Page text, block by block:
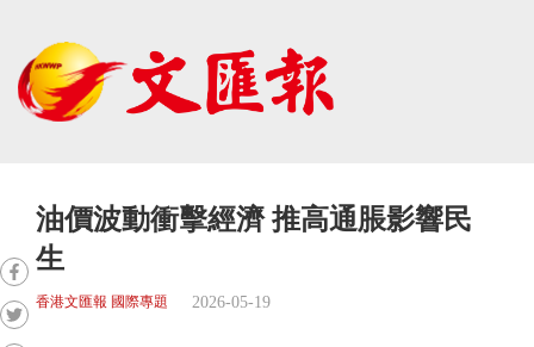
油價波動衝擊經濟 推高通脹影響民
生
香港文匯報 國際專題 2026-05-19